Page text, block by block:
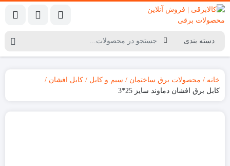
خانه محصولات برق ساختمان سیم و کابل
کابل افشان
کابل برق افشان دماوند سایز 25*3